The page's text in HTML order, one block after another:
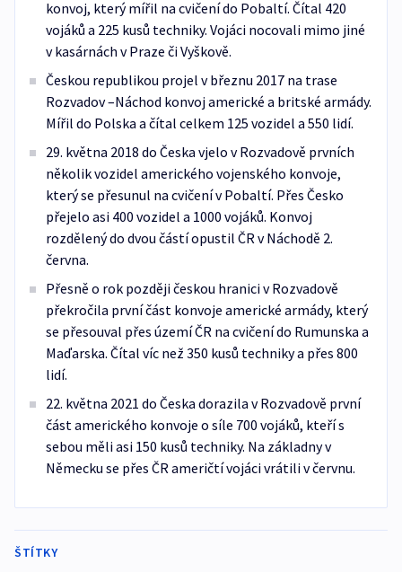
konvoj, který mířil na cvičení do Pobaltí. Čítal 420
vojáků a 225 kusů techniky. Vojáci nocovali mimo jiné
v kasárnách v Praze či Vyškově.
Českou republikou projel v březnu 2017 na trase
Rozvadov –Náchod konvoj americké a britské armády.
Mířil do Polska a čítal celkem 125 vozidel a 550 lidí.
29. května 2018 do Česka vjelo v Rozvadově prvních
několik vozidel amerického vojenského konvoje,
který se přesunul na cvičení v Pobaltí. Přes Česko
přejelo asi 400 vozidel a 1000 vojáků. Konvoj
rozdělený do dvou částí opustil ČR v Náchodě 2.
června.
Přesně o rok později českou hranici v Rozvadově
překročila první část konvoje americké armády, který
se přesouval přes území ČR na cvičení do Rumunska a
Maďarska. Čítal víc než 350 kusů techniky a přes 800
lidí.
22. května 2021 do Česka dorazila v Rozvadově první
část amerického konvoje o síle 700 vojáků, kteří s
sebou měli asi 150 kusů techniky. Na základny v
Německu se přes ČR američtí vojáci vrátili v červnu.
ŠTÍTKY